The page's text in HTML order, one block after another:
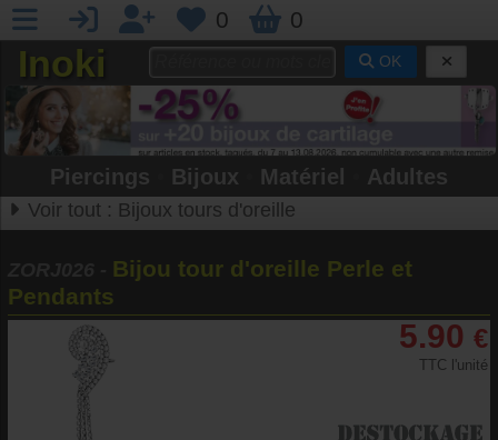
0 0
Inoki OK
Piercings Bijoux Matériel Adultes
Voir tout : Bijoux tours d'oreille
Bijou tour d'oreille Perle et
Pendants
5.90 €
TTC l'unité